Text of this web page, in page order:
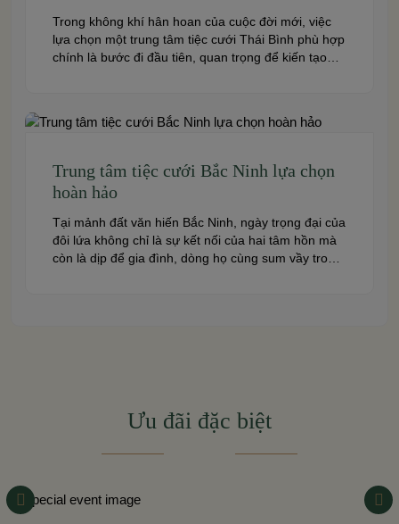
Trong không khí hân hoan của cuộc đời mới, việc
lựa chọn một trung tâm tiệc cưới Thái Bình phù hợp
chính là bước đi đầu tiên, quan trọng để kiến tạo
Trung tâm tiệc cưới Bắc Ninh lựa chọn
hoàn hảo
Tại mảnh đất văn hiến Bắc Ninh, ngày trọng đại của
đôi lứa không chỉ là sự kết nối của hai tâm hồn mà
còn là dịp để gia đình, dòng họ cùng sum vầy trong
Ưu đãi đặc biệt